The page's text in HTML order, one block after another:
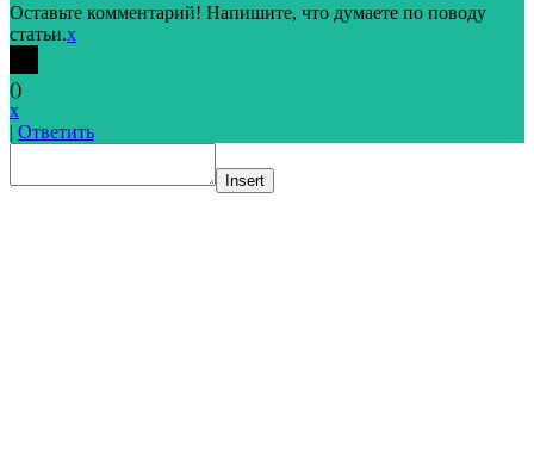
Оставьте комментарий! Напишите, что думаете по поводу
статьи.x
()
x
| Ответить
Insert